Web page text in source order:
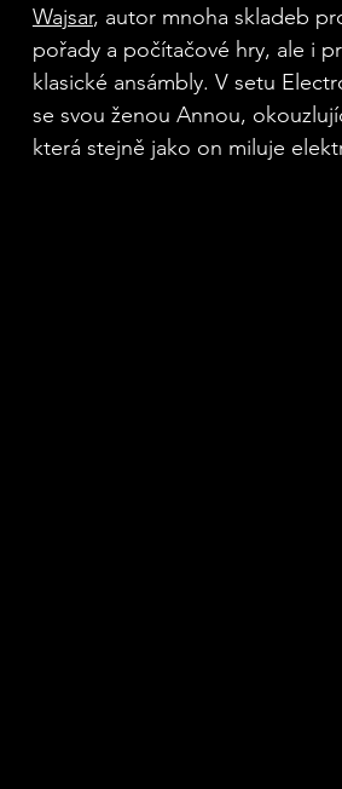
Wajsar, autor mnoha skladeb
pořady a počítačové hry, ale i
klasické ansámbly. V setu
se svou ženou Annou,
která stejně jako on miluje